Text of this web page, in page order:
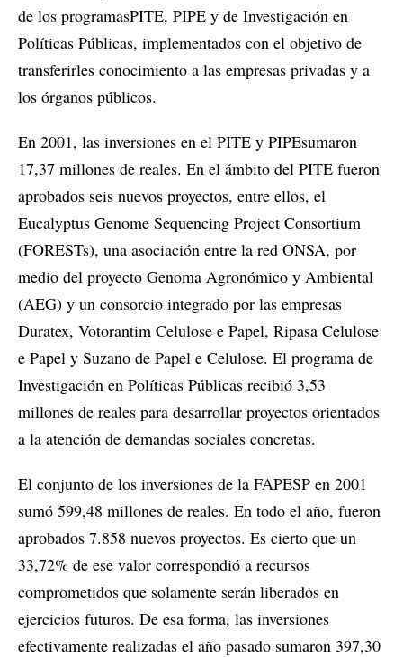
de los programasPITE, PIPE y de Investigación en
Políticas Públicas, implementados con el objetivo de
transferirles conocimiento a las empresas privadas y a
los órganos públicos.
En 2001, las inversiones en el PITE y PIPEsumaron
17,37 millones de reales. En el ámbito del PITE fueron
aprobados seis nuevos proyectos, entre ellos, el
Eucalyptus Genome Sequencing Project Consortium
(FORESTs), una asociación entre la red ONSA, por
medio del proyecto Genoma Agronómico y Ambiental
(AEG) y un consorcio integrado por las empresas
Duratex, Votorantim Celulose e Papel, Ripasa Celulose
e Papel y Suzano de Papel e Celulose. El programa de
Investigación en Políticas Públicas recibió 3,53
millones de reales para desarrollar proyectos orientados
a la atención de demandas sociales concretas.
El conjunto de los inversiones de la FAPESP en 2001
sumó 599,48 millones de reales. En todo el año, fueron
aprobados 7.858 nuevos proyectos. Es cierto que un
33,72% de ese valor correspondió a recursos
comprometidos que solamente serán liberados en
ejercicios futuros. De esa forma, las inversiones
efectivamente realizadas el año pasado sumaron 397,30